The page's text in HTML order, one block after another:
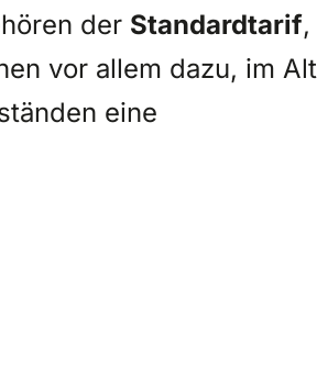
der Standardtarif
vor allem dazu, im
eine